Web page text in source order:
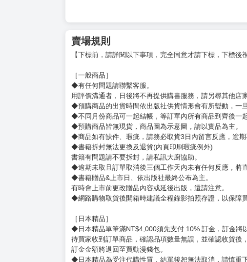
賣場規則
【下標前，請詳閱以下事項，完全同意才請下標，下標後
［一般商品］
◆有任何問題請聯繫客服。
用評價溝通者，日後將不再提供購書服務，請另尋其他店
◆不同月份商品可一起結帳，等訂單內所有商品到齊後一
◆預購商品皆無現貨，商品圖為示意圖，請以實品為主。
◆商品如有缺件、瑕疵，請務必取貨3日內留言反應，逾
◆書籍拆封無法更換及退貨(內頁印刷瑕疵例外)
書籍有問題請不要拆封，請私訊大廚協助。